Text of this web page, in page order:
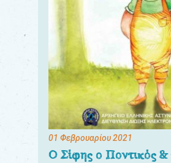
01 Φεβρουαρίου 2021
Ο Σίφης ο Ποντικός &